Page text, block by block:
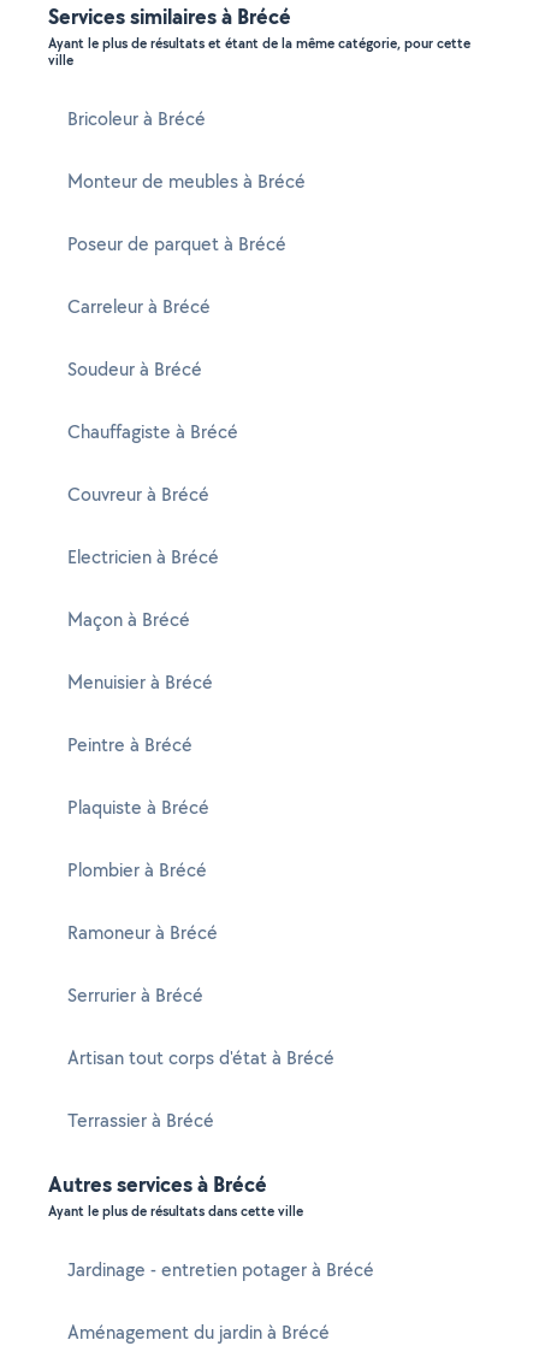
Services similaires à Brécé
Ayant le plus de résultats et étant de la même catégorie, pour cette
ville
Bricoleur à Brécé
Monteur de meubles à Brécé
Poseur de parquet à Brécé
Carreleur à Brécé
Soudeur à Brécé
Chauffagiste à Brécé
Couvreur à Brécé
Electricien à Brécé
Maçon à Brécé
Menuisier à Brécé
Peintre à Brécé
Plaquiste à Brécé
Plombier à Brécé
Ramoneur à Brécé
Serrurier à Brécé
Artisan tout corps d'état à Brécé
Terrassier à Brécé
Autres services à Brécé
Ayant le plus de résultats dans cette ville
Jardinage - entretien potager à Brécé
Aménagement du jardin à Brécé